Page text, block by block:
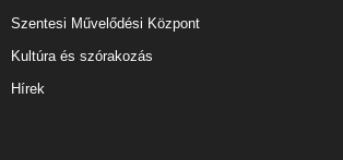
Szentesi Művelődési Központ
Kultúra és szórakozás
Hírek